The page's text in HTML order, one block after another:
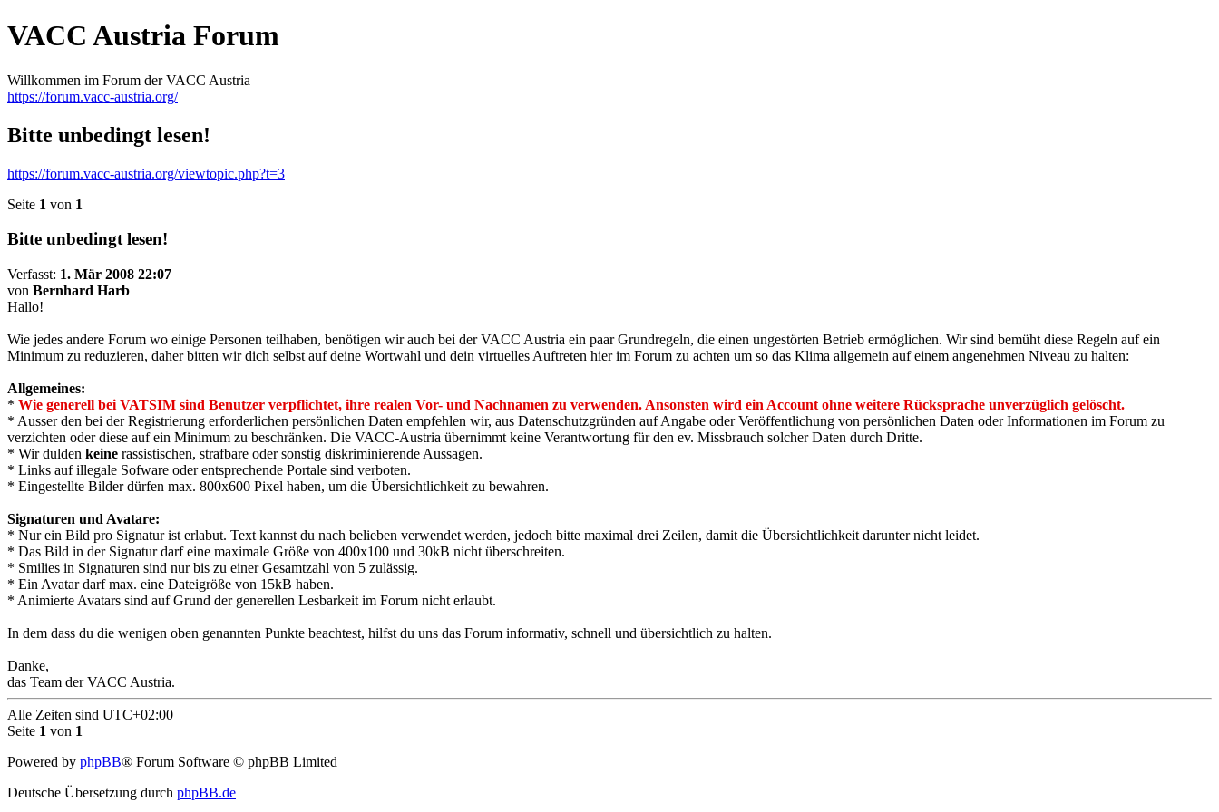
VACC Austria Forum
Willkommen im Forum der VACC Austria
https://forum.vacc-austria.org/
Bitte unbedingt lesen!
https://forum.vacc-austria.org/viewtopic.php?t=3
Seite 1 von 1
Bitte unbedingt lesen!
Verfasst: 1. Mär 2008 22:07
von Bernhard Harb
Hallo!
Wie jedes andere Forum wo einige Personen teilhaben, benötigen wir auch bei der VACC Austria ein paar Grundregeln, die einen ungestörten Betrieb ermöglichen. Wir sind bemüht diese Regeln auf ein
Minimum zu reduzieren, daher bitten wir dich selbst auf deine Wortwahl und dein virtuelles Auftreten hier im Forum zu achten um so das Klima allgemein auf einem angenehmen Niveau zu halten:
Allgemeines:
* Wie generell bei VATSIM sind Benutzer verpflichtet, ihre realen Vor- und Nachnamen zu verwenden. Ansonsten wird ein Account ohne weitere Rücksprache unverzüglich gelöscht.
* Ausser den bei der Registrierung erforderlichen persönlichen Daten empfehlen wir, aus Datenschutzgründen auf Angabe oder Veröffentlichung von persönlichen Daten oder Informationen im Forum zu
verzichten oder diese auf ein Minimum zu beschränken. Die VACC-Austria übernimmt keine Verantwortung für den ev. Missbrauch solcher Daten durch Dritte.
* Wir dulden keine rassistischen, strafbare oder sonstig diskriminierende Aussagen.
* Links auf illegale Sofware oder entsprechende Portale sind verboten.
* Eingestellte Bilder dürfen max. 800x600 Pixel haben, um die Übersichtlichkeit zu bewahren.
Signaturen und Avatare:
* Nur ein Bild pro Signatur ist erlabut. Text kannst du nach belieben verwendet werden, jedoch bitte maximal drei Zeilen, damit die Übersichtlichkeit darunter nicht leidet.
* Das Bild in der Signatur darf eine maximale Größe von 400x100 und 30kB nicht überschreiten.
* Smilies in Signaturen sind nur bis zu einer Gesamtzahl von 5 zulässig.
* Ein Avatar darf max. eine Dateigröße von 15kB haben.
* Animierte Avatars sind auf Grund der generellen Lesbarkeit im Forum nicht erlaubt.
In dem dass du die wenigen oben genannten Punkte beachtest, hilfst du uns das Forum informativ, schnell und übersichtlich zu halten.
Danke,
das Team der VACC Austria.
Alle Zeiten sind UTC+02:00
Seite 1 von 1
Powered by phpBB® Forum Software © phpBB Limited
Deutsche Übersetzung durch phpBB.de